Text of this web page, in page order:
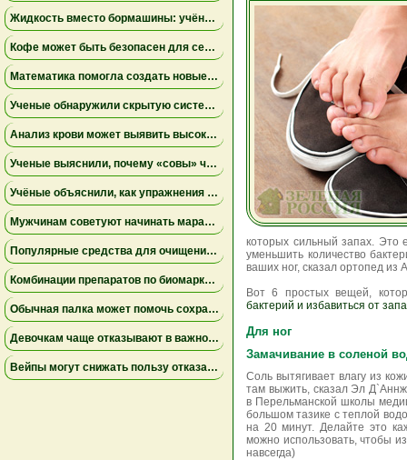
Жидкость вместо бормашины: учёные подтвердили эффективность нового метода лечения детского кариеса
Кофе может быть безопасен для сердца, а энергетики — повышать риск аритмии
Математика помогла создать новые биомаркеры для прогнозирования рака молочной железы
Ученые обнаружили скрытую систему очистки в задней части глаза
Анализ крови может выявить высокий риск болезни Альцгеймера за десять лет до появления симптомов
Ученые выяснили, почему «совы» чаще набирают жир в области живота
Учёные объяснили, как упражнения замедляют старение мышц
Мужчинам советуют начинать марафон медленнее
Популярные средства для очищения слизи не помогли пациентам на ИВЛ и могут повышать риск осложнений
Комбинации препаратов по биомаркерам помогли уменьшить устойчивую к лечению меланому
Обычная палка может помочь сохранить равновесие
Девочкам чаще отказывают в важной защите после рождения
Вейпы могут снижать пользу отказа от сигарет
которых сильный запах. Это
уменьшить количество
ваших ног, сказал ортопед из
Вот 6 простых вещей,
бактерий и избавиться от
Для ног
Замачивание в соленой
Соль вытягивает влагу из
там выжить, сказал Эл
в Перельманской школы
большом тазике с теплой
на 20 минут. Делайте это
можно использовать, чтобы
навсегда)